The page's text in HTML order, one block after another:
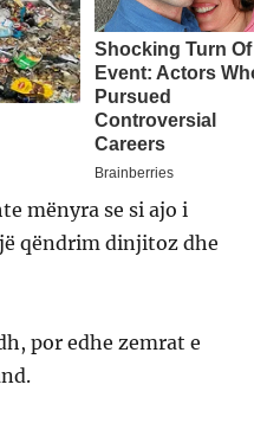
mënyra se si ajo i
qëndrim dinjitoz dhe
por edhe zemrat e